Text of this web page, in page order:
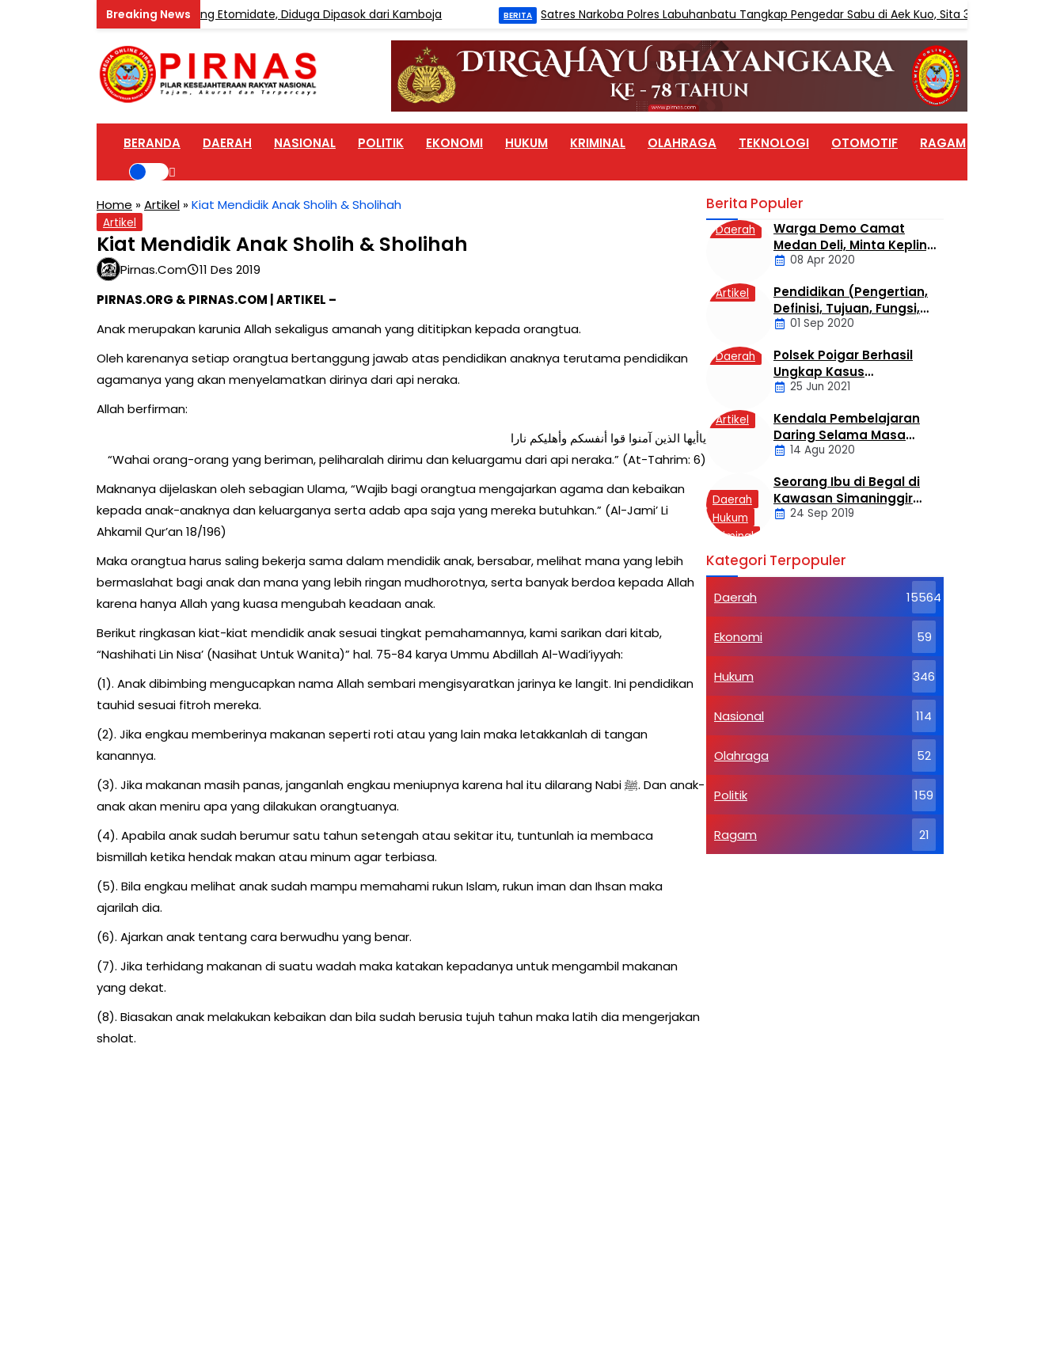
Industri Vape Mengandung Etomidate, Diduga Dipasok dari Kamboja Satres Narkoba Polres Labuhanbatu Tangkap Pengedar Sabu di Aek Kuo, Sita 3,10 Gram Sabu
BERANDA DAERAH NASIONAL POLITIK EKONOMI HUKUM KRIMINAL OLAHRAGA TEKNOLOGI OTOMOTIF RAGAM
Home »Artikel »Kiat Mendidik Anak Sholih & Sholihah
Artikel
Kiat Mendidik Anak Sholih & Sholihah
Pirnas.com
11 Des 2019
PIRNAS.ORG & PIRNAS.COM | ARTIKEL –
Anak merupakan karunia Allah sekaligus amanah yang dititipkan kepada orangtua.
Oleh karenanya setiap orangtua bertanggung jawab atas pendidikan anaknya terutama pendidikan
agamanya yang akan menyelamatkan dirinya dari api neraka.
Allah berfirman:
ياأيها الذين آمنوا قوا أنفسكم وأهليكم نارا
“Wahai orang-orang yang beriman, peliharalah dirimu dan keluargamu dari api neraka.” (At-Tahrim: 6)
Maknanya dijelaskan oleh sebagian Ulama, “Wajib bagi orangtua mengajarkan agama dan kebaikan
kepada anak-anaknya dan keluarganya serta adab apa saja yang mereka butuhkan.” (Al-Jami’ Li
Ahkamil Qur’an 18/196)
Maka orangtua harus saling bekerja sama dalam mendidik anak, bersabar, melihat mana yang lebih
bermaslahat bagi anak dan mana yang lebih ringan mudhorotnya, serta banyak berdoa kepada Allah
karena hanya Allah yang kuasa mengubah keadaan anak.
Berikut ringkasan kiat-kiat mendidik anak sesuai tingkat pemahamannya, kami sarikan dari kitab,
“Nashihati Lin Nisa’ (Nasihat Untuk Wanita)” hal. 75-84 karya Ummu Abdillah Al-Wadi’iyyah:
(1). Anak dibimbing mengucapkan nama Allah sembari mengisyaratkan jarinya ke langit. Ini pendidikan
tauhid sesuai fitroh mereka.
(2). Jika engkau memberinya makanan seperti roti atau yang lain maka letakkanlah di tangan
kanannya.
(3). Jika makanan masih panas, janganlah engkau meniupnya karena hal itu dilarang Nabi ﷺ. Dan anak-
anak akan meniru apa yang dilakukan orangtuanya.
(4). Apabila anak sudah berumur satu tahun setengah atau sekitar itu, tuntunlah ia membaca
bismillah ketika hendak makan atau minum agar terbiasa.
(5). Bila engkau melihat anak sudah mampu memahami rukun Islam, rukun iman dan Ihsan maka
ajarilah dia.
(6). Ajarkan anak tentang cara berwudhu yang benar.
(7). Jika terhidang makanan di suatu wadah maka katakan kepadanya untuk mengambil makanan
yang dekat.
(8). Biasakan anak melakukan kebaikan dan bila sudah berusia tujuh tahun maka latih dia mengerjakan
sholat.
Berita Populer
Daerah
Warga Demo Camat
Medan Deli, Minta Kepling
6 Titi Papan Di Copot
Warganya
08 Apr 2020
Artikel
Pendidikan (Pengertian,
Definisi, Tujuan, Fungsi,
dan Jenis Pendidikan)
01 Sep 2020
Daerah
Polsek Poigar Berhasil
Ungkap Kasus
Sekelompok Pemuda
Pencabulan
25 Jun 2021
Artikel
Kendala Pembelajaran
Daring Selama Masa
Pandemi Covid-19
14 Agu 2020
Daerah
Hukum
Kriminal
Labusel
Seorang Ibu di Begal di
Kawasan Simaninggir
Kota Pinang
24 Sep 2019
Kategori Terpopuler
Daerah 15564
Ekonomi 59
Hukum 346
Nasional 114
Olahraga 52
Politik 159
Ragam 21